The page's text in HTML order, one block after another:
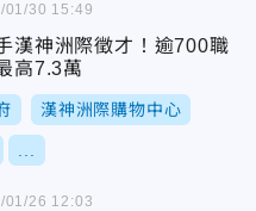
漢神洲際徵才！逾700職
高7.3萬
漢神洲際購物中心
01/30 15:49
01/26 12:03